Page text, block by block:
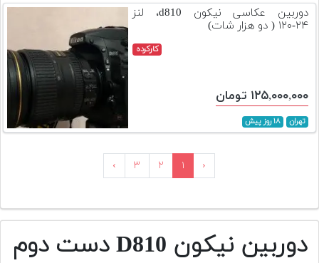
دوربین عکاسی نیکون d810، لنز
۲۴-۱۲۰ ( دو هزار شات)
کارکرده
۱۲۵,۰۰۰,۰۰۰ تومان
تهران ۱۸ روز پیش
‹ ۱ ۲ ۳ ›
دوربین نیکون D810 دست دوم